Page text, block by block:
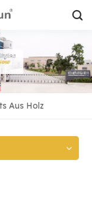
Aus Holz